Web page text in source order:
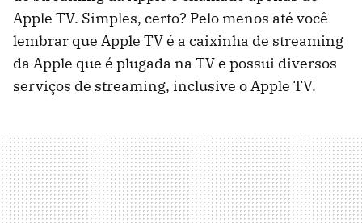
Apple TV. Simples, certo? Pelo menos até você
lembrar que Apple TV é a caixinha de streaming
da Apple que é plugada na TV e possui diversos
serviços de streaming, inclusive o Apple TV.